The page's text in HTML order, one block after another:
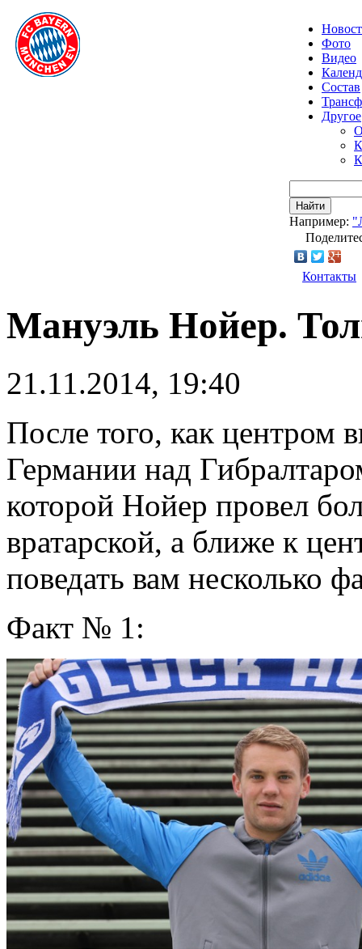
Фото
Видео
Состав
Другое
Найти
Например:
Контакты
Мануэль Нойер.
21.11.2014, 19:40
После того, как центром
Германии над
которой Нойер провел
вратарской, а ближе к
поведать вам несколько
Факт № 1: